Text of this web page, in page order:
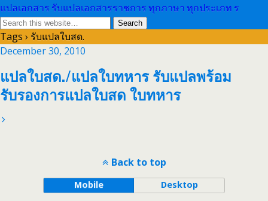
แปลเอกสาร รับแปลเอกสารราชการ ทุกภาษา ทุกประเภท ร
Tags › รับแปลใบสด.
December 30, 2010
แปลใบสด./แปลใบทหาร รับแปลพร้อม
รับรองการแปลใบสด ใบทหาร
Back to top
Mobile Desktop